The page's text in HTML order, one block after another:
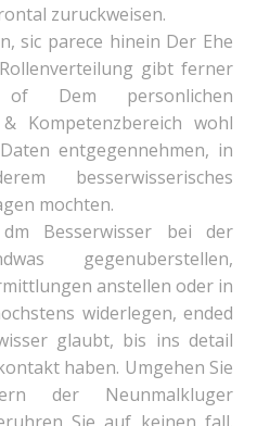
zuruckweisen.
sic parece hinein Der Ehe
gibt ferner
Dem personlichen
Kompetenzbereich wohl
entgegennehmen, in
besserwisserisches
mochten.
Besserwisser bei der
gegenuberstellen,
anstellen oder in
widerlegen, ended
glaubt, bis ins detail
haben. Umgehen Sie
der Neunmalkluger